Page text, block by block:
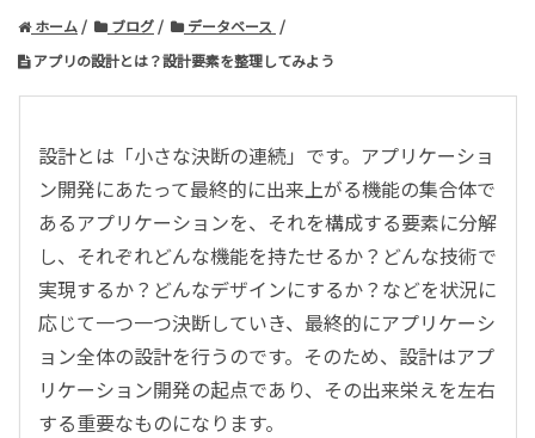
ホーム ブログ
データベース
アプリの設計とは？設計要素を整理してみよう
設計とは「小さな決断の連続」です。アプリケーショ
ン開発にあたって最終的に出来上がる機能の集合体で
あるアプリケーションを、それを構成する要素に分解
し、それぞれどんな機能を持たせるか？どんな技術で
実現するか？どんなデザインにするか？などを状況に
応じて一つ一つ決断していき、最終的にアプリケーシ
ョン全体の設計を行うのです。そのため、設計はアプ
リケーション開発の起点であり、その出来栄えを左右
する重要なものになります。